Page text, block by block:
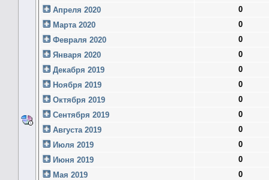
Апреля 2020
0
Марта 2020
0
Февраля 2020
0
Января 2020
0
Декабря 2019
0
Ноября 2019
0
Октября 2019
0
Сентября 2019
0
Августа 2019
0
Июля 2019
0
Июня 2019
0
Мая 2019
0